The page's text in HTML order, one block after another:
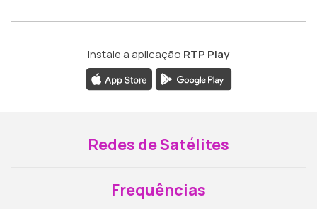
Instale a aplicação RTP Play
Redes de Satélites
Frequências